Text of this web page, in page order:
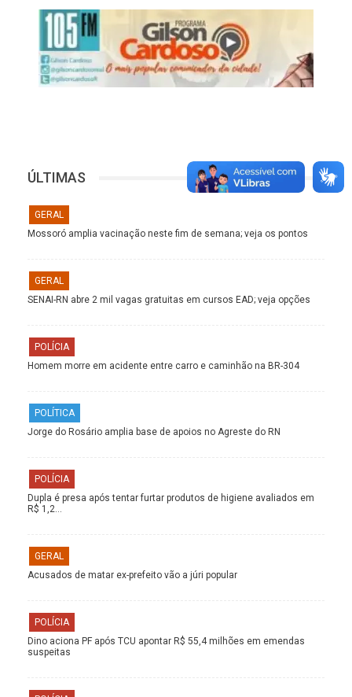
ÚLTIMAS
GERAL
Mossoró amplia vacinação neste fim de semana; veja os pontos
GERAL
SENAI-RN abre 2 mil vagas gratuitas em cursos EAD; veja opções
POLÍCIA
Homem morre em acidente entre carro e caminhão na BR-304
POLÍTICA
Jorge do Rosário amplia base de apoios no Agreste do RN
POLÍCIA
Dupla é presa após tentar furtar produtos de higiene avaliados em
R$ 1,2…
GERAL
Acusados de matar ex-prefeito vão a júri popular
POLÍCIA
Dino aciona PF após TCU apontar R$ 55,4 milhões em emendas
suspeitas